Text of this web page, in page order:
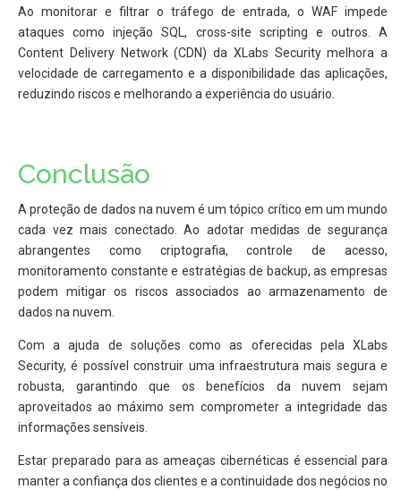
Ao monitorar e filtrar o tráfego de entrada, o WAF impede
ataques como injeção SQL, cross-site scripting e outros. A
Content Delivery Network (CDN) da XLabs Security melhora a
velocidade de carregamento e a disponibilidade das aplicações,
reduzindo riscos e melhorando a experiência do usuário.
Conclusão
A proteção de dados na nuvem é um tópico crítico em um mundo
cada vez mais conectado. Ao adotar medidas de segurança
abrangentes como criptografia, controle de acesso,
monitoramento constante e estratégias de backup, as empresas
podem mitigar os riscos associados ao armazenamento de
dados na nuvem.
Com a ajuda de soluções como as oferecidas pela XLabs
Security, é possível construir uma infraestrutura mais segura e
robusta, garantindo que os benefícios da nuvem sejam
aproveitados ao máximo sem comprometer a integridade das
informações sensíveis.
Estar preparado para as ameaças cibernéticas é essencial para
manter a confiança dos clientes e a continuidade dos negócios no